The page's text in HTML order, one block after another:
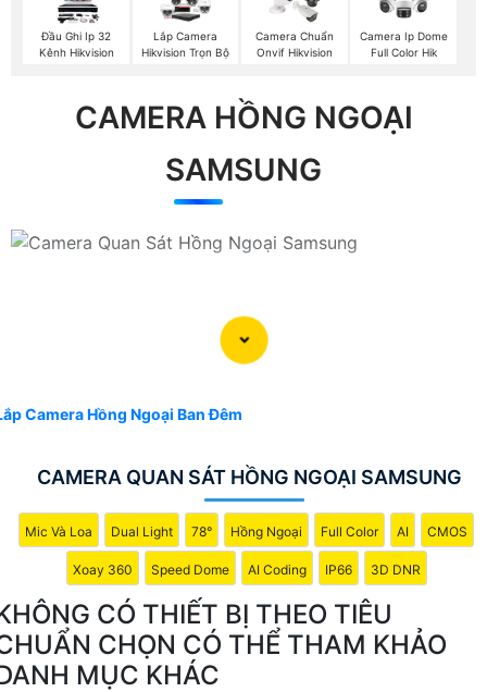
Đầu Ghi Ip 32
Kênh Hikvision
Lắp Camera
Hikvision Trọn Bộ
Camera Chuẩn
Onvif Hikvision
Camera Ip Dome
Full Color Hik
CAMERA HỒNG NGOẠI
SAMSUNG
Camera Hồng Ngoại Ban Đêm
CAMERA QUAN SÁT HỒNG NGOẠI SAMSUNG
Mic Và Loa Dual Light 78° Hồng Ngoại Full Color AI CMOS
Xoay 360 Speed Dome AI Coding IP66 3D DNR
CÓ THIẾT BỊ THEO TIÊU
CHỌN CÓ THỂ THAM KHẢO
MỤC KHÁC